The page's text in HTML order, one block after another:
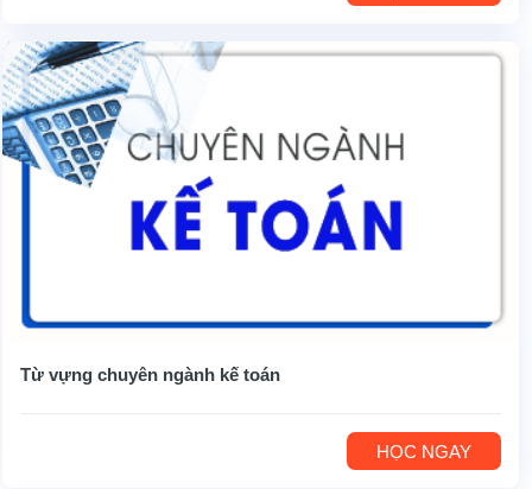
Từ vựng chuyên ngành kế toán
HỌC NGAY